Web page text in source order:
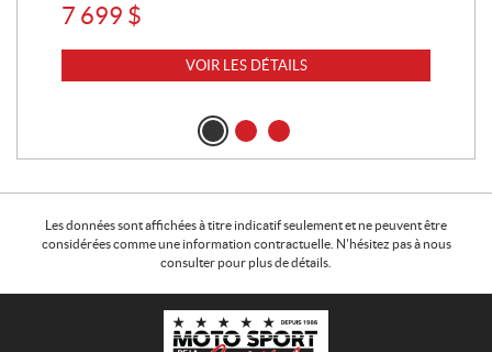
7 699 $
VOIR LES DÉTAILS
Les données sont affichées à titre indicatif seulement et ne peuvent être
considérées comme une information contractuelle. N'hésitez pas à nous
consulter pour plus de détails.